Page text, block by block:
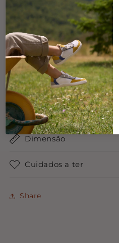
Materiais
Dimensão
Cuidados a ter
Share